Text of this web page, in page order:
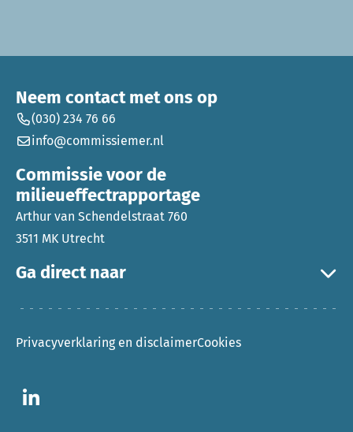
Ga direct naar
Neem contact met ons op
(030) 234 76 66
info@commissiemer.nl
Commissie voor de
milieueffectrapportage
Arthur van Schendelstraat 760
3511 MK Utrecht
Privacyverklaring en disclaimerCookies
Ga naar LinkedIn